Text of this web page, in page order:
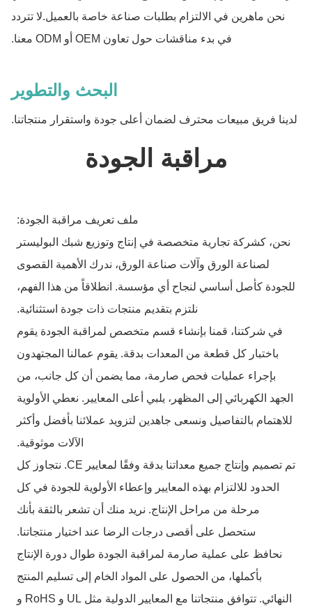
نحن ماهرين في الالتزام بطلبات صناعة خاصة بالعميل.لا تتردد
في بدء مناقشات حول تعاون OEM أو ODM معنا.
البحث والتطوير
لدينا فريق مبيعات محترف لضمان أعلى جودة واستقرار منتجاتنا.
مراقبة الجودة
ملف تعريف مراقبة الجودة:
نحن، كشركة تجارية متخصصة في إنتاج وتوزيع شبك البوليستر
لصناعة الورق وآلات صناعة الورق، ندرك الأهمية القصوى
للجودة كأصل أساسي لنجاح أي مؤسسة. انطلاقاً من هذا الفهم،
نلتزم بتقديم منتجات ذات جودة استثنائية.
في شركتنا، قمنا بإنشاء قسم متخصص لمراقبة الجودة يقوم
باختبار كل قطعة من المعدات بدقة. يقوم عمالنا المجتهدون
بإجراء عمليات فحص صارمة، مما يضمن أن كل جانب، من
الجهد الكهربائي إلى المظهر، يلبي أعلى المعايير. نعطي الأولوية
للاهتمام بالتفاصيل ونسعى جاهدين لتزويد عملائنا بأفضل وأكثر
الآلات موثوقية.
تم تصميم وإنتاج جميع معداتنا بدقة وفقًا لمعايير CE. نتجاوز كل
الحدود للالتزام بهذه المعايير وإعطاء الأولوية للجودة في كل
مرحلة من مراحل الإنتاج. نريد منك أن تشعر بالثقة بأنك
ستحصل على أقصى درجات الرضا عند اختيار منتجاتنا.
نحافظ على عملية صارمة لمراقبة الجودة طوال دورة الإنتاج
بأكملها، من الحصول على المواد الخام إلى تسليم المنتج
النهائي. تتوافق منتجاتنا مع المعايير الدولية مثل UL و RoHS و